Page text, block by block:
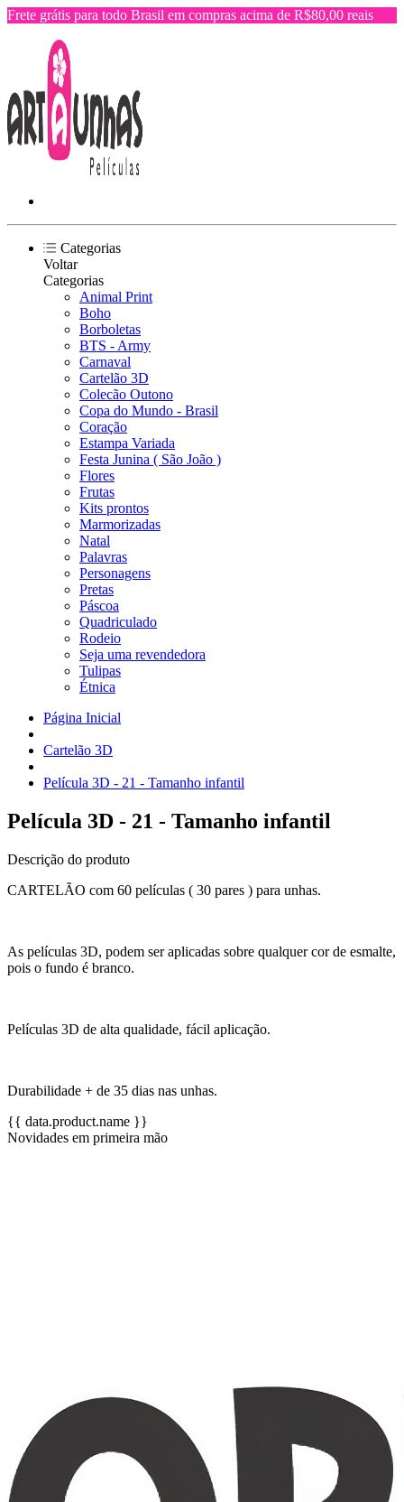
Frete grátis para todo Brasil em compras acima de R$80,00 reais
Categorias
Voltar
Categorias
Animal Print
Boho
Borboletas
BTS - Army
Carnaval
Cartelão 3D
Colecão Outono
Copa do Mundo - Brasil
Coração
Estampa Variada
Festa Junina ( São João )
Flores
Frutas
Kits prontos
Marmorizadas
Natal
Palavras
Personagens
Pretas
Páscoa
Quadriculado
Rodeio
Seja uma revendedora
Tulipas
Étnica
Página Inicial
Cartelão 3D
Película 3D - 21 - Tamanho infantil
Película 3D - 21 - Tamanho infantil
Descrição do produto
CARTELÃO com 60 películas ( 30 pares ) para unhas.
As películas 3D, podem ser aplicadas sobre qualquer cor de esmalte,
pois o fundo é branco.
Películas 3D de alta qualidade, fácil aplicação.
Durabilidade + de 35 dias nas unhas.
{{ data.product.name }}
Novidades em primeira mão